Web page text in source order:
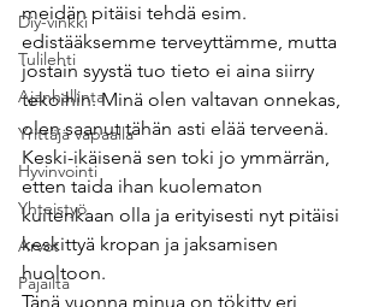
Diy-vinkki
Tulilehti
Ajanhallinta
Yrittäjä vapaalla
Hyvinvointi
Yhteistyö
Arvot
Pajailta
meidän pitäisi tehdä esim.
edistääksemme terveyttämme, mutta
jostain syystä tuo tieto ei aina siirry
tekoihin. Minä olen valtavan onnekas,
olen saanut tähän asti elää terveenä.
Keski-ikäisenä sen toki jo ymmärrän,
etten taida ihan kuolematon
kuitenkaan olla ja erityisesti nyt pitäisi
keskittyä kropan ja jaksamisen
huoltoon.
Tänä vuonna minua on tökitty eri